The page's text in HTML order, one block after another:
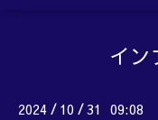
イン
2024 / 10 /31 09:08